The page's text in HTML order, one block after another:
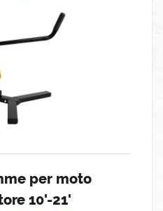
per moto
10'-21'